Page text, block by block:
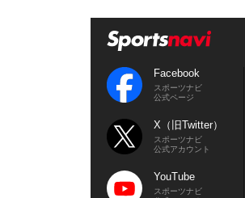
Facebook
スポーツナビ
公式ページ
X（旧Twitter）
スポーツナビ
公式アカウント
YouTube
スポーツナビ